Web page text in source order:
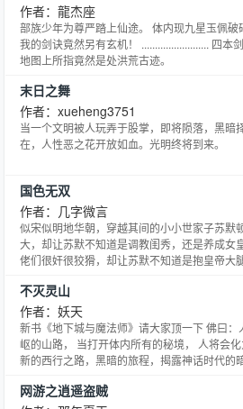
作者：龍杰座
部族少年为尊严踏上仙途。 体内现九星玉佩破
我的剑诀竟然另有玄机！ ......................... 四本
地图上所指竟然是处洪荒古迹。
末日之舞
作者：xueheng3751
当一个文明被人玩弄于股掌，即将陨落，黑暗
在，人性恶之花开放如血。光明终将到来。
国色无双
作者：几字微言
似宋似明地华朝，穿越其间的小小世家子苏默
大，却让苏默不知道是调教闺秀，还是养成女
佬们很奸很狡猾，却让苏默不知道是抱皇帝大
无一天断更记录。上更两千，下更三千。微言
群：135726218
不灭灵山
作者：妖天
新书《地下城与魔法师》请大家顶一下 佛曰
岖的山路， 当打开体内所有的秘境， 人将会
新的西行之路，黑暗的旅程，揭露神话时代的
网游之逍遥盗贼